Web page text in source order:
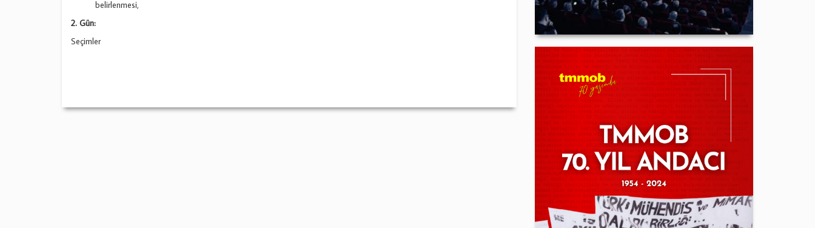
belirlenmesi,
2. Gün:
Seçimler